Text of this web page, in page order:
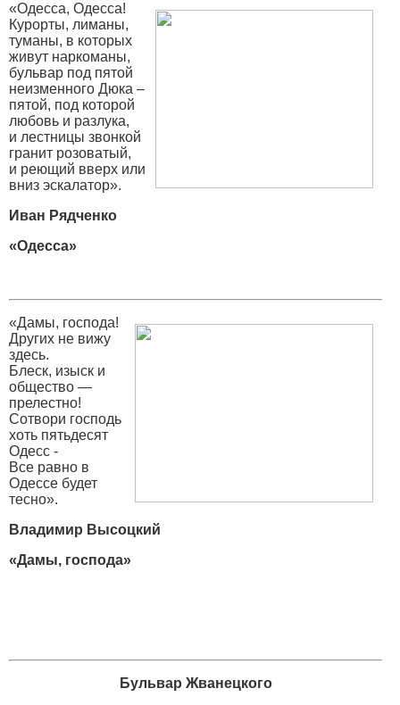
«Одесса, Одесса!
Курорты, лиманы,
туманы, в которых
живут наркоманы,
бульвар под пятой
неизменного Дюка –
пятой, под которой
любовь и разлука,
и лестницы звонкой
гранит розоватый,
и реющий вверх или
вниз эскалатор».
Иван Рядченко
«Одесса»
«Дамы, господа!
Других не вижу
здесь.
Блеск, изыск и
общество —
прелестно!
Сотвори господь
хоть пятьдесят
Одесс -
Все равно в
Одессе будет
тесно».
Владимир Высоцкий
«Дамы, господа»
Бульвар Жванецкого